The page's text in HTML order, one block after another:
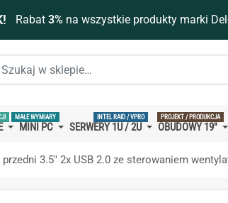
Rabat 3%na wszystkie produkty marki
MINI PC
MAŁE WYMIARY
SERWERY 1U / 2U
INTEL RAID / VPRO
OBUDOWY 19''
PROJEKT / PRODUKCJA
przedni 3.5" 2x USB 2.0 ze sterowaniem